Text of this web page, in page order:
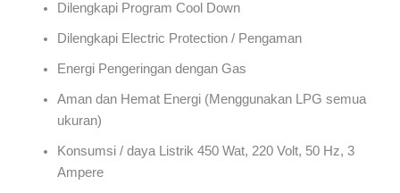
Dilengkapi Program Cool Down
Dilengkapi Electric Protection / Pengaman
Energi Pengeringan dengan Gas
Aman dan Hemat Energi (Menggunakan LPG semua
ukuran)
Konsumsi / daya Listrik 450 Wat, 220 Volt, 50 Hz, 3
Ampere